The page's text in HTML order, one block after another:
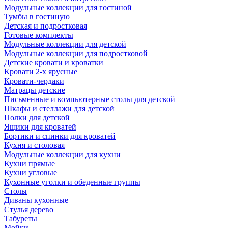
Модульные коллекции для гостиной
Тумбы в гостиную
Детская и подростковая
Готовые комплекты
Модульные коллекции для детской
Модульные коллекции для подростковой
Детские кровати и кроватки
Кровати 2-х ярусные
Кровати-чердаки
Матрацы детские
Письменные и компьютерные столы для детской
Шкафы и стеллажи для детской
Полки для детской
Ящики для кроватей
Бортики и спинки для кроватей
Кухня и столовая
Модульные коллекции для кухни
Кухни прямые
Кухни угловые
Кухонные уголки и обеденные группы
Столы
Диваны кухонные
Стулья дерево
Табуреты